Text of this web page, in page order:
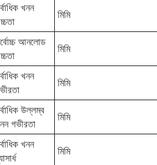
খনন
মিমি
আনলোড
মিমি
খনন
মিমি
উল্লম্ব
গভীরতা
মিমি
খনন
মিমি